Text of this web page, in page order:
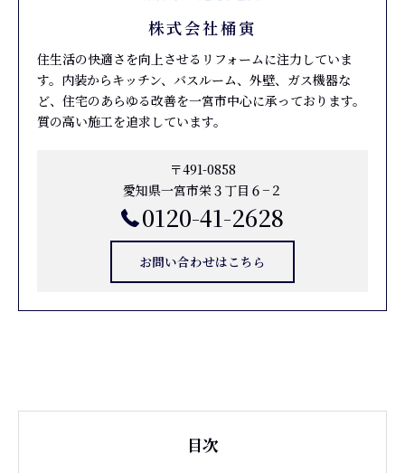
株式会社桶寅
住生活の快適さを向上させるリフォームに注力していま
す。内装からキッチン、バスルーム、外壁、ガス機器な
ど、住宅のあらゆる改善を一宮市中心に承っております。
質の高い施工を追求しています。
〒491-0858
愛知県一宮市栄３丁目６−２
0120-41-2628
お問い合わせはこちら
目次